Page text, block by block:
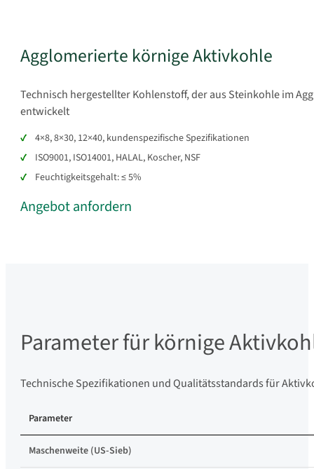
Agglomerierte körnige Aktivkohle
Technisch hergestellter Kohlenstoff, der aus Steinkohle im
entwickelt
4×8, 8×30, 12×40, kundenspezifische Spezifikationen
ISO9001, ISO14001, HALAL, Koscher, NSF
Feuchtigkeitsgehalt: ≤ 5%
Angebot anfordern
Parameter für körnige
Technische Spezifikationen und Qualitätsstandards für
Parameter
Maschenweite (US-Sieb)